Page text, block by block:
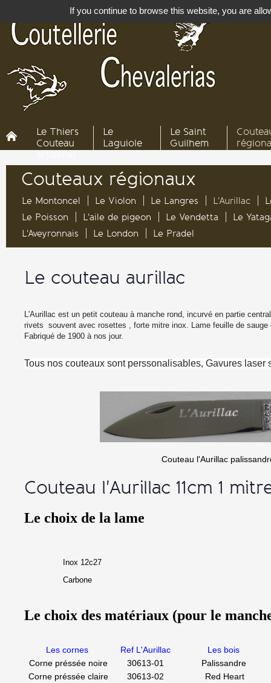
Le Thiers
Couteau
Le
Laguiole
Le Saint
Guilhem
Couteaux régionaux
Le Montoncel Le Violon Le Langres L'Aurillac
Le Poisson
L'aile de pigeon Le Vendetta
Le
L'Aveyronnais
Le London Le Pradel
Le couteau aurillac
L'Aurillac est un petit couteau à manche rond, incurvé en partie
rivets souvent avec rosettes , forte mitre inox. Lame feuille de
Fabriqué de 1900 à nos jour.
Tous nos couteaux sont perssonalisables, Gavures laser
Couteau l'Aurillac
Couteau l'Aurillac 11cm 1
Le choix de la lame
Inox 12c27
Carbone
Le choix des matériaux (pour le
Les cornes Ref L'Aurillac
Les bois
Corne préssée noire
30613-01
Palissandre
Corne préssée claire
30613-02
Red Heart
If you continue to browse this website, you are